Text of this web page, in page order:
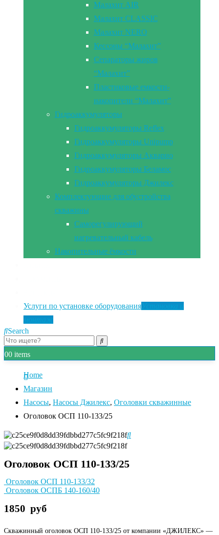
Малахит AIR
Малахит CLASSIC
Малахит NERO
Кессоны “Малахит”
Сепараторы жиров
“Малахит”
Пластиковые емкости-
накопители “Малахит”
Гидроаккумуляторы
Гидроаккумуляторы Reflex
Гидроаккумуляторы Unipump
Гидроаккумуляторы Акварио
Гидроаккумуляторы Беламос
Гидроаккумуляторы Джилекс
Комплектующие для обустройства
скважины
Саморегулирующий
нагревательный кабель
Накопительные ёмкости
Услуги по установке оборудования
Search
00 items
Home
Магазин
Насосы, Насосы Джилекс, Оголовки скважинные
Оголовок ОСП 110-133/25
Оголовок ОСП 110-133/25
Оголовок ОСП 110-133/32
Оголовок ОСПБ 140-160/40
1850 руб
Скважинный оголовок ОСП 110-133/25 от компании «ДЖИЛЕКС» —